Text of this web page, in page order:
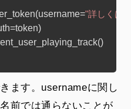
"詳しくは↓"
ます。 usernameに関し
前では通らないことが